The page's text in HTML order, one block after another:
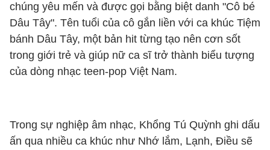
chúng yêu mến và được gọi bằng biệt danh "Cô bé
Dâu Tây". Tên tuổi của cô gắn liền với ca khúc Tiệm
bánh Dâu Tây, một bản hit từng tạo nên cơn sốt
trong giới trẻ và giúp nữ ca sĩ trở thành biểu tượng
của dòng nhạc teen-pop Việt Nam.
Trong sự nghiệp âm nhạc, Khổng Tú Quỳnh ghi dấu
ấn qua nhiều ca khúc như Nhớ lắm, Lạnh, Điều sẽ